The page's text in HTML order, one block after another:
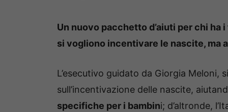
Un nuovo pacchetto d’aiuti per chi ha
si vogliono incentivare le nascite, ma
L’esecutivo guidato da Giorgia
sull’incentivazione delle nascite,
specifiche per i bambini; d’altronde,